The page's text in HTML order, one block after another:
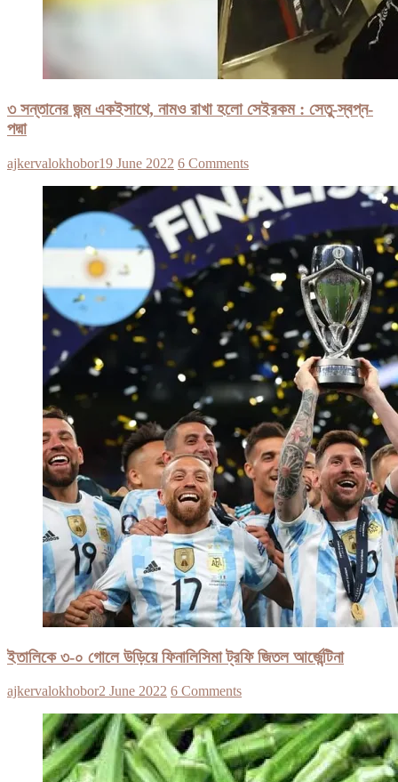
৩ সন্তানের জন্ম একইসাথে, নামও রাখা হলো সেইরকম : সেতু-স্বপ্ন-
পদ্মা
ajkervalokhobor19 June 2022 6 Comments
ইতালিকে ৩-০ গোলে উড়িয়ে ফিনালিসিমা ট্রফি জিতল আর্জেন্টিনা
ajkervalokhobor2 June 2022 6 Comments